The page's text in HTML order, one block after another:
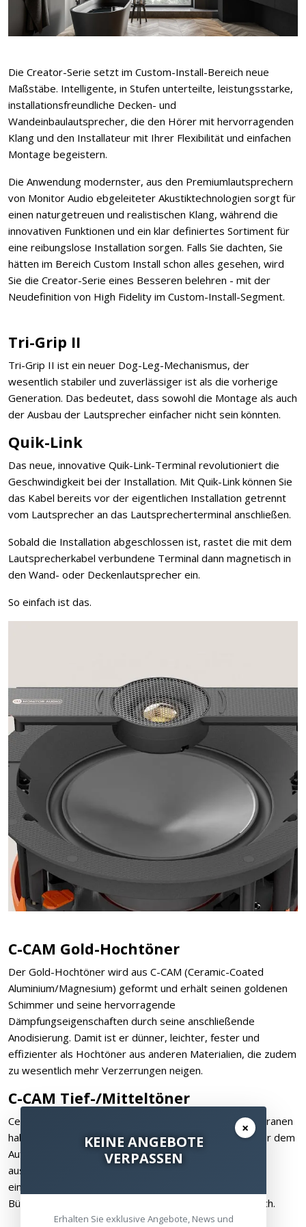
Die Creator-Serie setzt im Custom-Install-Bereich neue
Maßstäbe. Intelligente, in Stufen unterteilte, leistungsstarke,
installationsfreundliche Decken- und
Wandeinbaulautsprecher, die den Hörer mit hervorragenden
Klang und den Installateur mit Ihrer Flexibilität und einfachen
Montage begeistern.
Die Anwendung modernster, aus den Premiumlautsprechern
von Monitor Audio ebgeleiteter Akustiktechnologien sorgt für
einen naturgetreuen und realistischen Klang, während die
innovativen Funktionen und ein klar definiertes Sortiment für
eine reibungslose Installation sorgen. Falls Sie dachten, Sie
hätten im Bereich Custom Install schon alles gesehen, wird
Sie die Creator-Serie eines Besseren belehren - mit der
Neudefinition von High Fidelity im Custom-Install-Segment.
Tri-Grip II
Tri-Grip II ist ein neuer Dog-Leg-Mechanismus, der
wesentlich stabiler und zuverlässiger ist als die vorherige
Generation. Das bedeutet, dass sowohl die Montage als auch
der Ausbau der Lautsprecher einfacher nicht sein könnten.
Quik-Link
Das neue, innovative Quik-Link-Terminal revolutioniert die
Geschwindigkeit bei der Installation. Mit Quik-Link können Sie
das Kabel bereits vor der eigentlichen Installation getrennt
vom Lautsprecher an das Lautsprecherterminal anschließen.
Sobald die Installation abgeschlossen ist, rastet die mit dem
Lautsprecherkabel verbundene Terminal dann magnetisch in
den Wand- oder Deckenlautsprecher ein.
So einfach ist das.
C-CAM Gold-Hochtöner
Der Gold-Hochtöner wird aus C-CAM (Ceramic-Coated
Aluminium/Magnesium) geformt und erhält seinen goldenen
Schimmer und seine hervorragende
Dämpfungseigenschaften durch seine anschließende
Anodisierung. Damit ist er dünner, leichter, fester und
effizienter als Hochtöner aus anderen Materialien, die zudem
zu wesentlich mehr Verzerrungen neigen.
C-CAM Tief-/Mitteltöner
Ceramic-Coated Aluminium/Magnesium (C-CAM)-Membranen
haben eine viel höhere Widerstandsfähigkeit gegenüber dem
Aufbrechen der Membran. Dadurch klingen sie deutlich
ausgewogener mit sanften Übergängen zwischen den
einzelnen Frequenzen und einer ralistischen
Bühnendarstellung über den gesamten Frequenzbereich.
×
KEINE ANGEBOTE
VERPASSEN
Erhalten Sie exklusive Angebote, News und